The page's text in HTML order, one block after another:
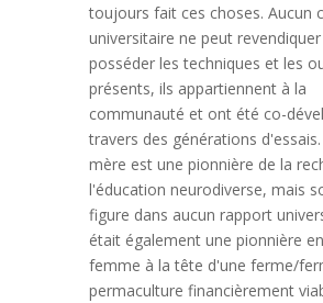
toujours fait ces choses. Aucun
universitaire ne peut
posséder les techniques et les
présents, ils appartiennent à la
communauté et ont été co-
travers des générations
mère est une pionnière de la
l'éducation neurodiverse, mais
figure dans aucun rapport
était également une pionnière
femme à la tête d'une ferme/
permaculture financièrement